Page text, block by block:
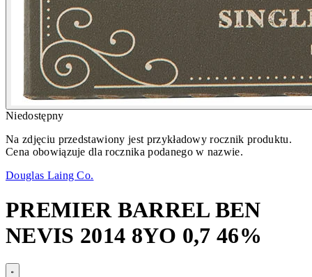
Niedostępny
Na zdjęciu przedstawiony jest przykładowy rocznik produktu.
Cena obowiązuje dla rocznika podanego w nazwie.
Douglas Laing Co.
PREMIER BARREL BEN
NEVIS 2014 8YO 0,7 46%